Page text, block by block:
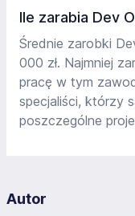
Ile zarabia Dev
Średnie zarobki
000 zł. Najmniej
pracę w tym
specjaliści, którzy
poszczególne
Autor